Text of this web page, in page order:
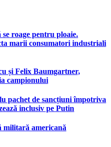
se roage pentru ploaie.
marii consumatori industriali
și Felix Baumgartner,
campionului
pachet de sancțiuni împotriva
inclusiv pe Putin
militară americană